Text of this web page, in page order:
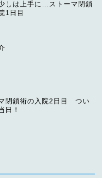
しは上手に…ストーマ閉鎖
1日目
閉鎖術の入院2日目 つい
日！